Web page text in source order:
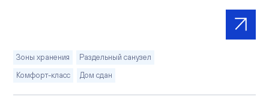
Зоны хранения
Раздельный санузел
Комфорт-класс
Дом сдан